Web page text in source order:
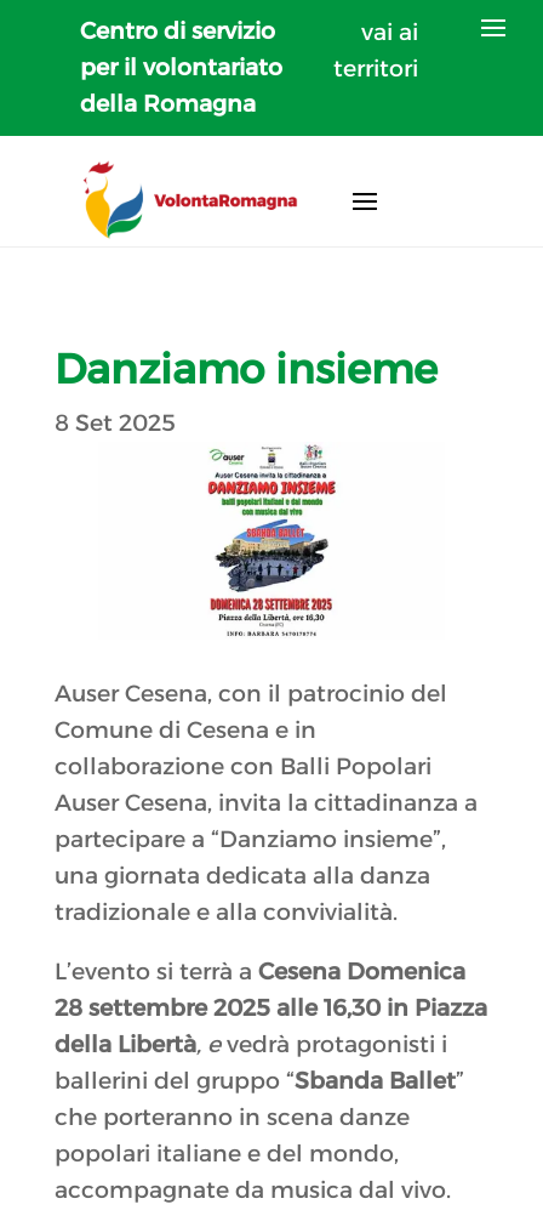
Centro di servizio
per il volontariato
della Romagna
vai ai
territori
Danziamo insieme
8 Set 2025
Auser Cesena, con il patrocinio del
Comune di Cesena e in
collaborazione con Balli Popolari
Auser Cesena, invita la cittadinanza a
partecipare a “Danziamo insieme”,
una giornata dedicata alla danza
tradizionale e alla convivialità.
L’evento si terrà a Cesena Domenica
28 settembre 2025 alle 16,30 in Piazza
della Libertà, evedrà protagonisti i
ballerini del gruppo “Sbanda Ballet”
che porteranno in scena danze
popolari italiane e del mondo,
accompagnate da musica dal vivo.